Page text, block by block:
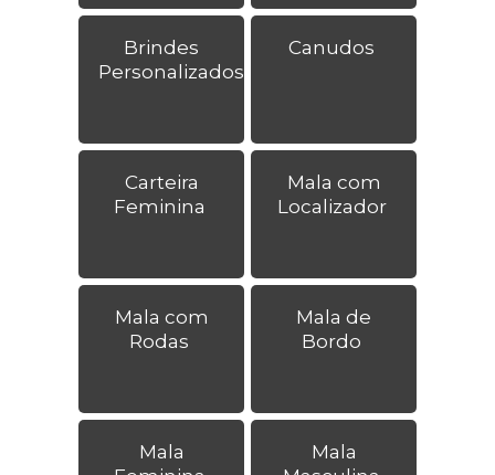
Brindes
Personalizados
Canudos
Carteira
Feminina
Mala com
Localizador
Mala com
Rodas
Mala de
Bordo
Mala
Mala